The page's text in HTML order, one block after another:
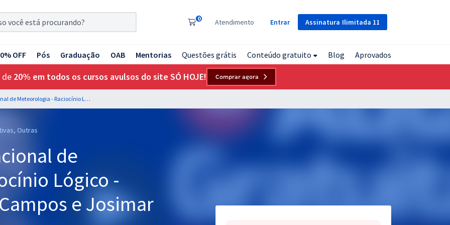
Assinatura Ilimitada 11
0 Atendimento Entrar
OFF Pós Graduação OAB Mentorias Questões grátis Conteúdo gratuito Blog Aprovados
de 20% em todos os cursos avulsos do site SÓ HOJE! Comprar agora
INMET - Instituto Nacional de Meteorologia - Raciocínio Lógico - Professores: Pedro Campos e Josimar Padilha
Outras
de
Lógico -
e Josimar